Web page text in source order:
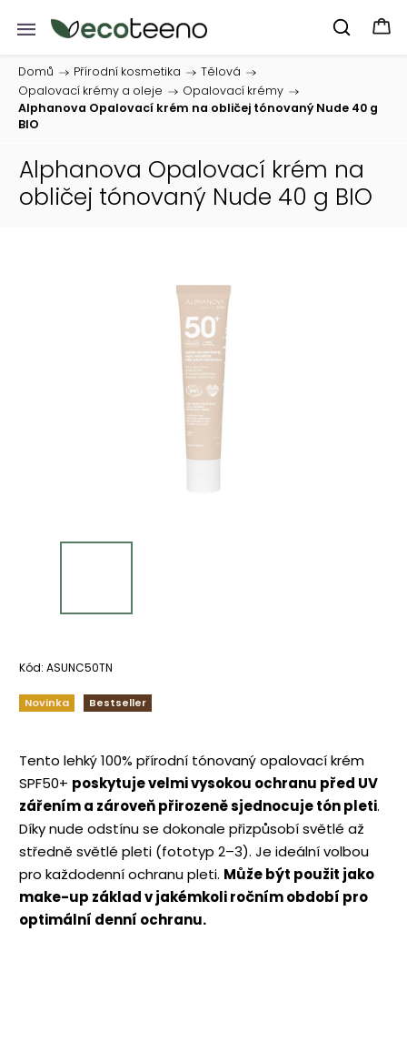
Domů / Přírodní kosmetika / Tělová /
Opalovací krémy a oleje / Opalovací krémy /
Alphanova Opalovací krém na obličej tónovaný Nude 40 g
BIO
Alphanova Opalovací krém na
obličej tónovaný Nude 40 g BIO
Kód: ASUNC50TN
Novinka Bestseller
Tento lehký 100% přírodní tónovaný opalovací krém
SPF50+ poskytuje velmi vysokou ochranu před UV
zářením a zároveň přirozeně sjednocuje tón pleti.
Díky nude odstínu se dokonale přizpůsobí světlé až
středně světlé pleti (fototyp 2–3). Je ideální volbou
pro každodenní ochranu pleti. Může být použit jako
make-up základ v jakémkoli ročním období pro
optimální denní ochranu.